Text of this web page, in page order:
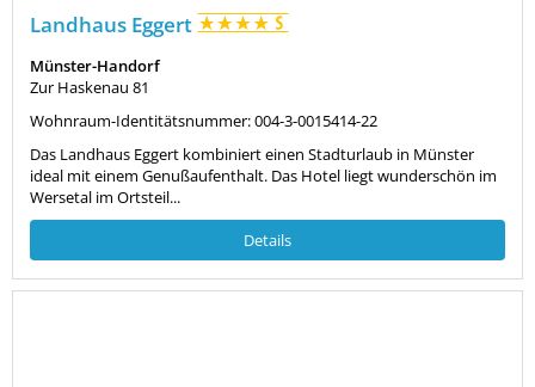
Landhaus Eggert
Münster-Handorf
Zur Haskenau 81
Wohnraum-Identitätsnummer: 004-3-0015414-22
Das Landhaus Eggert kombiniert einen Stadturlaub in Münster
ideal mit einem Genußaufenthalt. Das Hotel liegt wunderschön im
Wersetal im Ortsteil...
Details